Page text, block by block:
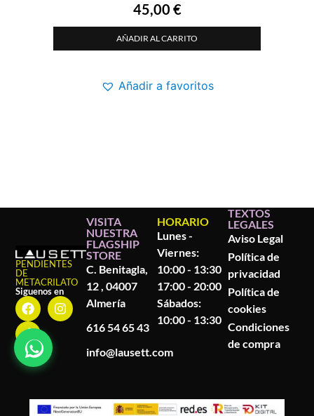
45,00 €
AÑADIR AL CARRITO
Añadir a favoritos
PENDIENTES
DE
METACRILATO
Siguenos en
VISITA
NUESTRA
FLAGSHIP
STORE
C. Benitagla,
12 , 04007
Almería
616 54 65 43
info@lausett.com
HORARIO
Lunes -
Viernes:
10:00 - 13:30
17:00 - 20:00
Sábados:
10:00 - 13:30
TEXTOS
LEGALES
Aviso Legal
Política de
privacidad
Política de
cookies
Condiciones
de compra